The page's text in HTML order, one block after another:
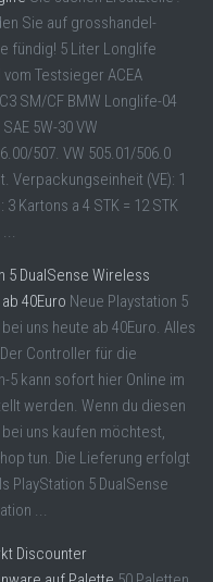
Sie auf grosshandel-
fündig! 5 Liter Longlife
Testsieger ACEA
SM/CF BMW Longlife-04
5W-30 VW
507. VW 505.01/506.0
Verpackungseinheit (VE): 1
Kartons a 4 STK = 12 STK
5 DualSense Wireless
40Euro Neue Playstation 5
uns heute ab 40Euro. Alles
Controller für die
5 kann sofort hier Online im
werden. Wenn du diesen
uns kaufen möchtest,
tun. Die Lieferung erfolgt
PlayStation 5 DualSense
...
Discounter